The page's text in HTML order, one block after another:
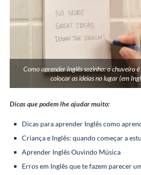
Como aprender Inglês sozinho: o chuveiro
colocar as ideias no lugar (em
Dicas que podem lhe ajudar muito:
Dicas para aprender Inglês como
Criança e Inglês: quando começar a
Aprender Inglês Ouvindo Música
Erros em Inglês que te fazem parecer